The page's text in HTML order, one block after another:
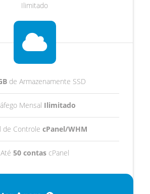
Ilimitado
de Armazenamente SSD
Mensal Ilimitado
de Controle cPanel/WHM
Até 50 contascPanel